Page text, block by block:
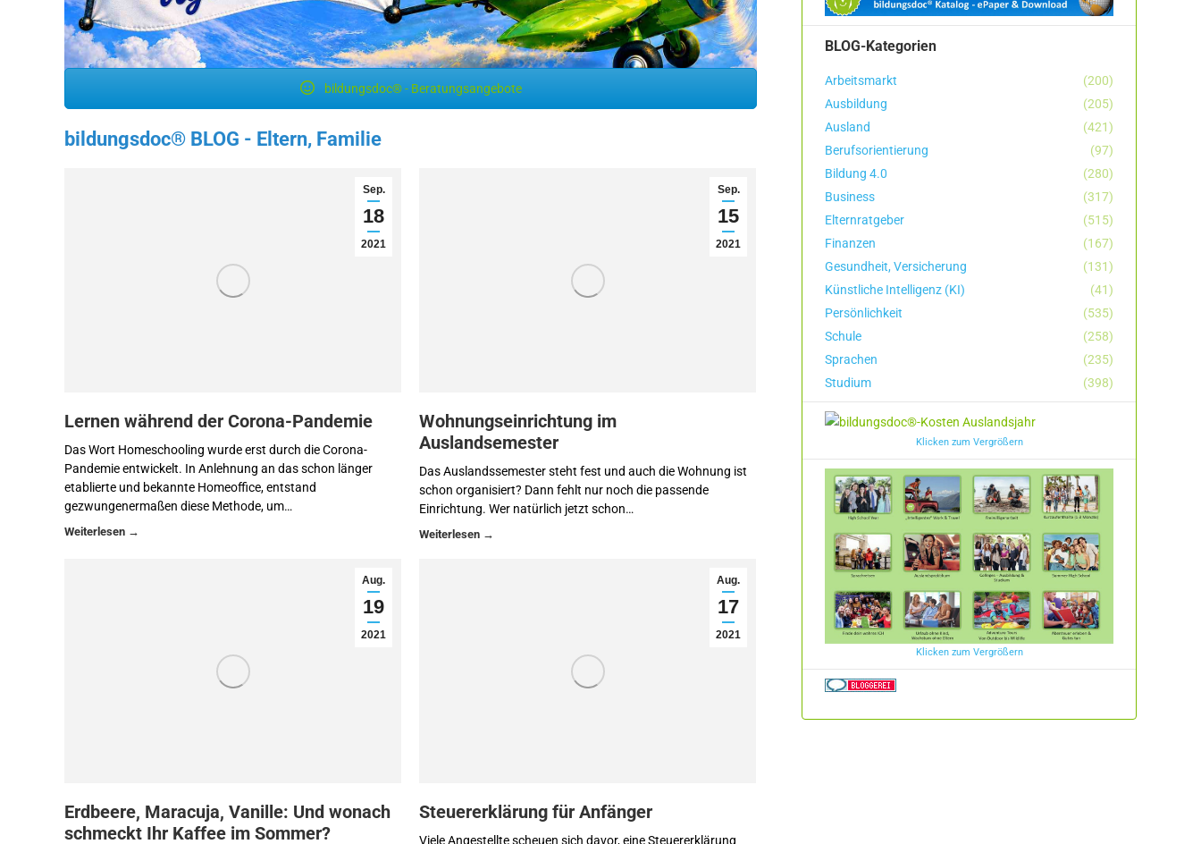
bildungsdoc® - Beratungsangebote
bildungsdoc® BLOG - Eltern, Familie
Sep.
18
2021
Lernen während der Corona-Pandemie
Das Wort Homeschooling wurde erst durch die Corona-
Pandemie entwickelt. In Anlehnung an das schon länger
etablierte und bekannte Homeoffice, entstand
gezwungenermaßen diese Methode, um…
Sep.
15
2021
Wohnungseinrichtung im
Auslandsemester
Das Auslandssemester steht fest und auch die Wohnung ist
schon organisiert? Dann fehlt nur noch die passende
Einrichtung. Wer natürlich jetzt schon…
Aug.
19
2021
Erdbeere, Maracuja, Vanille: Und wonach
schmeckt Ihr Kaffee im Sommer?
Aug.
17
2021
Steuererklärung für Anfänger
Viele Angestellte scheuen sich davor, eine Steuererklärung
BLOG-Kategorien
Arbeitsmarkt
(200)
Ausbildung
(205)
Ausland
(421)
Berufsorientierung
(97)
Bildung 4.0
(280)
Business
(317)
Elternratgeber
(515)
Finanzen
(167)
Gesundheit, Versicherung
(131)
Künstliche Intelligenz (KI)
(41)
Persönlichkeit
(535)
Schule
(258)
Sprachen
(235)
Studium
(398)
Klicken zum Vergrößern
Klicken zum Vergrößern